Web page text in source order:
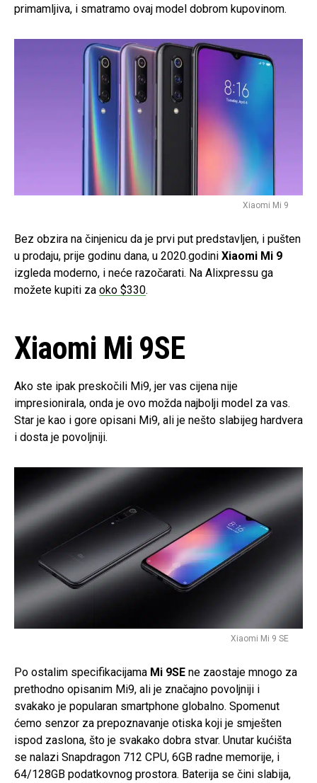
primamljiva, i smatramo ovaj model dobrom kupovinom.
Xiaomi Mi 9
Bez obzira na činjenicu da je prvi put predstavljen, i pušten
u prodaju, prije godinu dana, u 2020.godini Xiaomi Mi 9
izgleda moderno, i neće razočarati. Na Alixpressu ga
možete kupiti za oko $330.
Xiaomi Mi 9SE
Ako ste ipak preskočili Mi9, jer vas cijena nije
impresionirala, onda je ovo možda najbolji model za vas.
Star je kao i gore opisani Mi9, ali je nešto slabijeg hardvera
i dosta je povoljniji.
Xiaomi Mi 9 SE
Po ostalim specifikacijama Mi 9SE ne zaostaje mnogo za
prethodno opisanim Mi9, ali je značajno povoljniji i
svakako je popularan smartphone globalno. Spomenut
ćemo senzor za prepoznavanje otiska koji je smješten
ispod zaslona, što je svakako dobra stvar. Unutar kućišta
se nalazi Snapdragon 712 CPU, 6GB radne memorije, i
64/128GB podatkovnog prostora. Baterija se čini slabija,